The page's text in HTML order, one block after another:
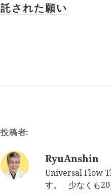
託された願い
投稿者:
RyuAnshin
Universal Flow
す。 少なくも20